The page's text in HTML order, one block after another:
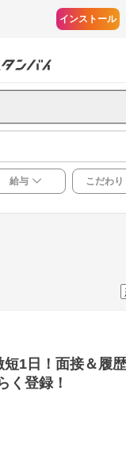
インストール
給与 こだわり
1日！面接＆履
く登録！